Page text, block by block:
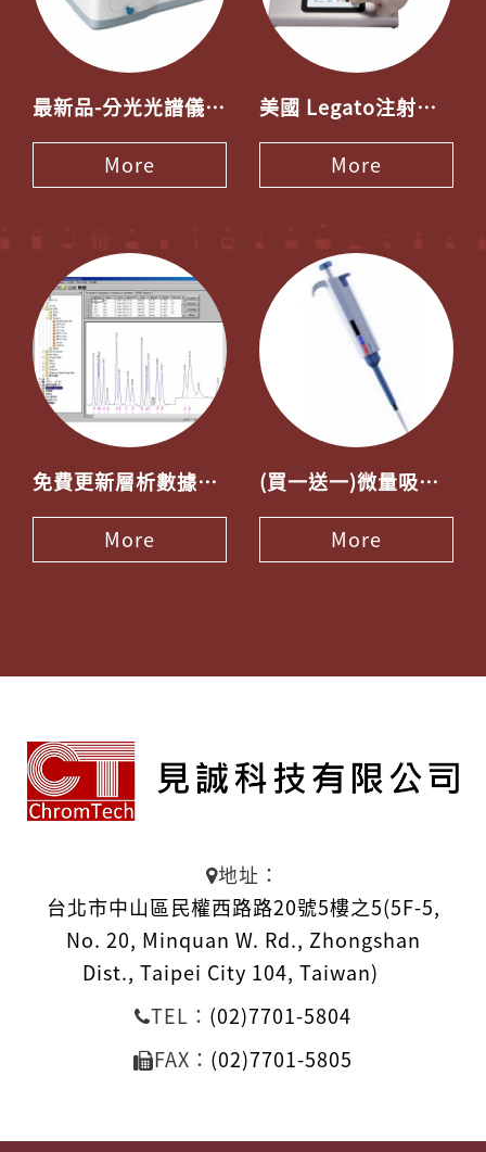
最新品-分光光譜儀(彩色液晶觸控螢幕)
More
美國 Legato注射幫浦-採用觸控螢幕操控
More
免費更新層析數據積分軟體Peak-ABC 下載公告
More
(買一送一)微量吸管 -多買多送限量專案 單支特價3500
More
地址：
台北市中山區民權西路路20號5樓之5(5F-5,
No. 20, Minquan W. Rd., Zhongshan
Dist., Taipei City 104, Taiwan)
TEL： (02)7701-5804
FAX： (02)7701-5805